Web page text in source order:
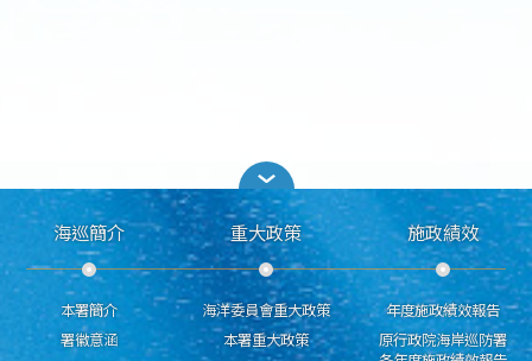
海巡簡介
本署簡介
署徽意涵
重大政策
海洋委員會重大政策
本署重大政策
施政績效
年度施政績效報告
原行政院海岸巡防署